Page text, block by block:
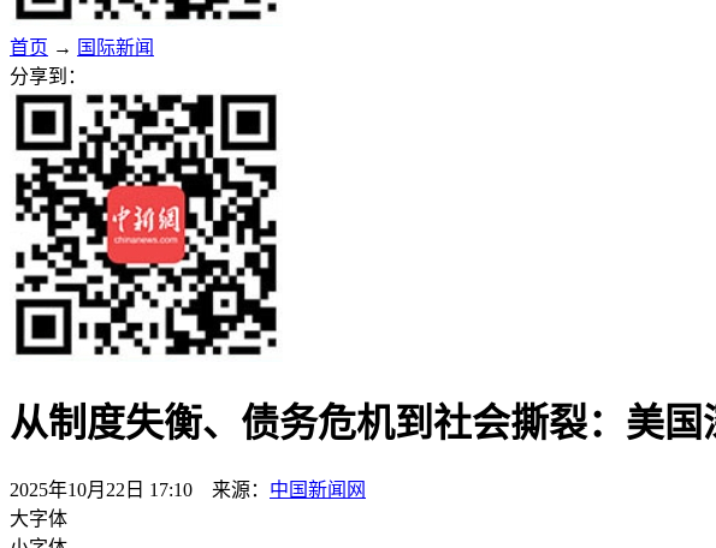
首页 → 国际新闻
分享到：
从制度失衡、债务危机到社会撕裂：美
2025年10月22日 17:10 来源： 中国新闻网
大字体